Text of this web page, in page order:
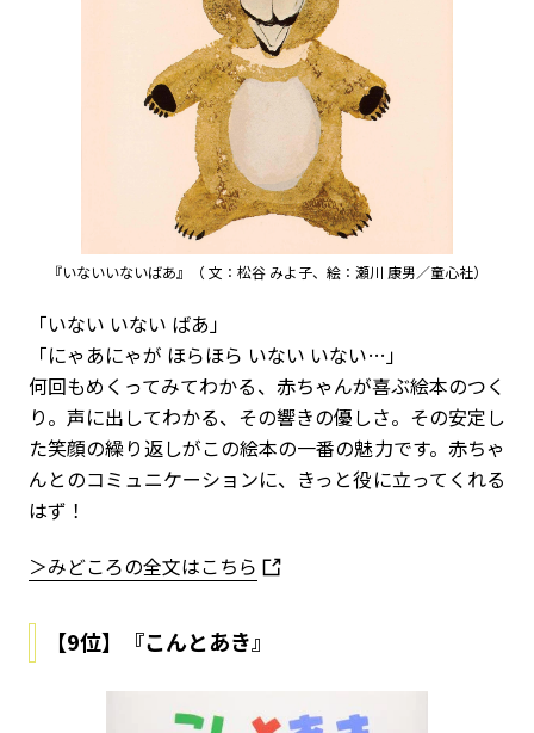
『いないいないばあ』（ 文：松谷 みよ子、絵：瀬川 康男／童心社）
「いない いない ばあ」
「にゃあにゃが ほらほら いない いない…」
何回もめくってみてわかる、赤ちゃんが喜ぶ絵本のつく
り。声に出してわかる、その響きの優しさ。その安定し
た笑顔の繰り返しがこの絵本の一番の魅力です。赤ちゃ
んとのコミュニケーションに、きっと役に立ってくれる
はず！
＞みどころの全文はこちら
【9位】『こんとあき』